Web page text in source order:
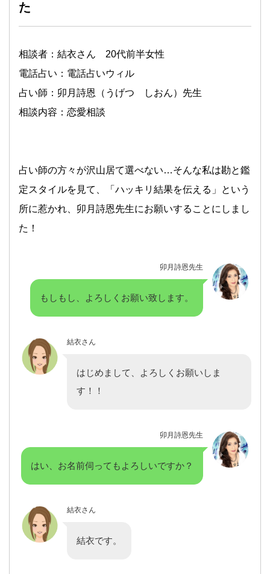
た
相談者：結衣さん 20代前半女性
電話占い：電話占いウィル
占い師：卯月詩恩（うげつ しおん）先生
相談内容：恋愛相談
占い師の方々が沢山居て選べない…そんな私は勘と鑑
定スタイルを見て、「ハッキリ結果を伝える」という
所に惹かれ、卯月詩恩先生にお願いすることにしまし
た！
卯月詩恩先生
もしもし、よろしくお願い致します。
結衣さん
はじめまして、よろしくお願いしま
す！！
卯月詩恩先生
はい、お名前伺ってもよろしいですか？
結衣さん
結衣です。